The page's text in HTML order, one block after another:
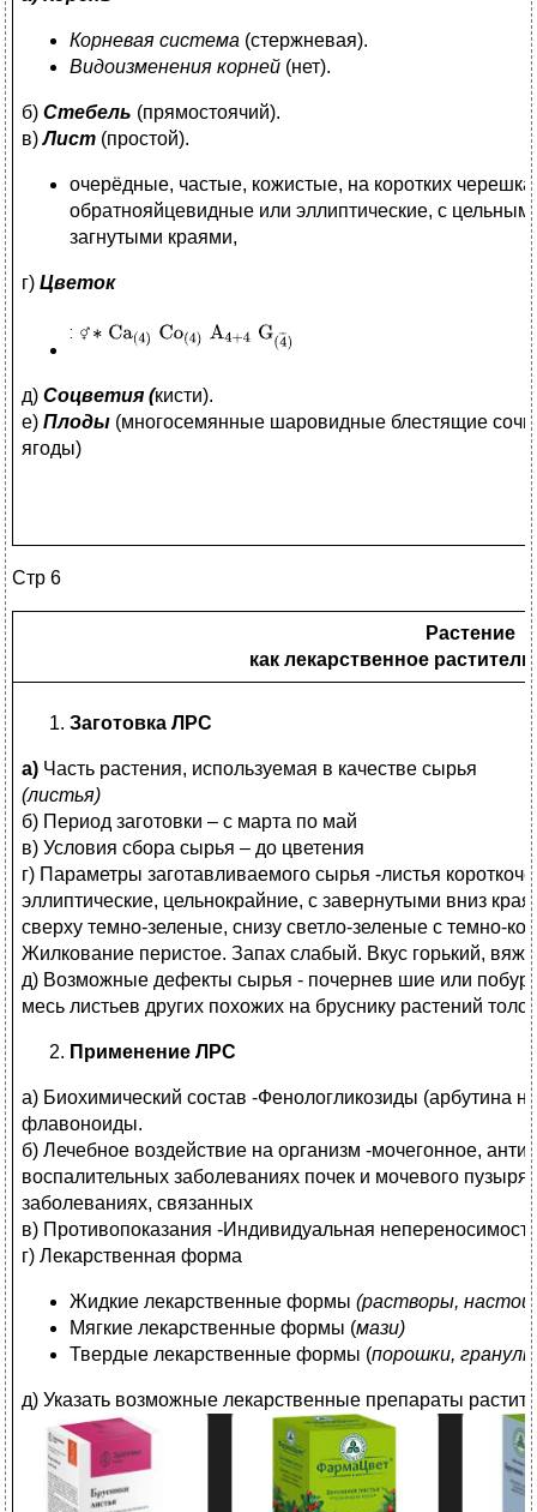
Корневая система (стержневая).
Видоизменения корней (нет).
б) Стебель (прямостоячий).
в)Лист (простой).
очерёдные, частые, кожистые, на коротких
обратнояйцевидные или эллиптические, с
загнутыми краями,
г) Цветок
д) Соцветия (кисти).
е) Плоды (многосемянные шаровидные блестящие
ягоды)
Стр 6
Растение
как лекарственное
Заготовка ЛРС
а) Часть растения, используемая в качестве сырья
(листья)
б) Период заготовки – с марта по май
в) Условия сбора сырья – до цветения
г) Параметры заготавливаемого сырья -листья
эллиптические, цельнокрайние, с завернутыми вниз
сверху темно-зеленые, снизу светло-зеленые с темно-
Жилкование перистое. Запах слабый. Вкус горький,
д) Возможные дефекты сырья - почернев шие или
месь листьев других похожих на бруснику растений
Применение ЛРС
а) Биохимический состав -Фенологликозиды (арбутина
флавоноиды.
б) Лечебное воздействие на организм -мочегонное,
воспалительных заболеваниях почек и мочевого
заболеваниях, связанных
в) Противопоказания -Индивидуальная
г) Лекарственная форма
Жидкие лекарственные формы (растворы,
Мягкие лекарственные формы (мази)
Твердые лекарственные формы (порошки,
д) Указать возможные лекарственные препараты